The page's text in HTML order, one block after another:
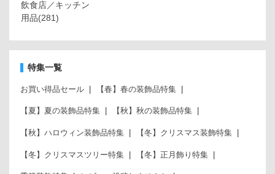
飲食店／キッチン
用品(281)
特集一覧
お買い得品セール 【春】春の装飾品特集
【夏】夏の装飾品特集 【秋】秋の装飾品特集
【秋】ハロウィン装飾品特集 【冬】クリスマス装飾特集
【冬】クリスマスツリー特集 【冬】正月飾り特集